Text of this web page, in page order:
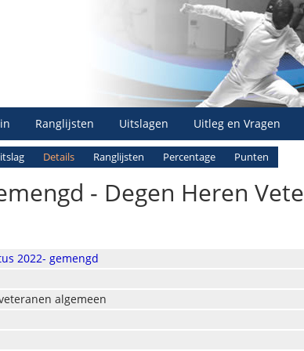
Ranglijsten Uitslagen Uitleg en Vragen
Details Ranglijsten Percentage Punten
- Degen Heren
2022- gemengd
algemeen